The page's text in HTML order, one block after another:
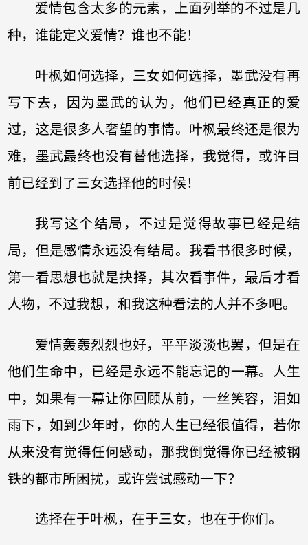
爱情包含太多的元素，上面列举的不过是几
种，谁能定义爱情？谁也不能！
叶枫如何选择，三女如何选择，墨武没有再
写下去，因为墨武的认为，他们已经真正的爱
过，这是很多人奢望的事情。叶枫最终还是很为
难，墨武最终也没有替他选择，我觉得，或许目
前已经到了三女选择他的时候！
我写这个结局，不过是觉得故事已经是结
局，但是感情永远没有结局。我看书很多时候，
第一看思想也就是抉择，其次看事件，最后才看
人物，不过我想，和我这种看法的人并不多吧。
爱情轰轰烈烈也好，平平淡淡也罢，但是在
他们生命中，已经是永远不能忘记的一幕。人生
中，如果有一幕让你回顾从前，一丝笑容，泪如
雨下，如到少年时，你的人生已经很值得，若你
从来没有觉得任何感动，那我倒觉得你已经被钢
铁的都市所困扰，或许尝试感动一下？
选择在于叶枫，在于三女，也在于你们。